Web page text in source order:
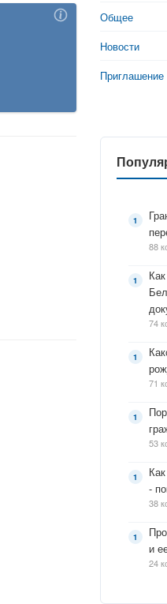
Общее
Новости
Приглашение
88
74
71
53
-
38
и
24